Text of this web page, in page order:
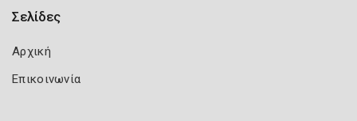
Σελίδες
Αρχική
Επικοινωνία